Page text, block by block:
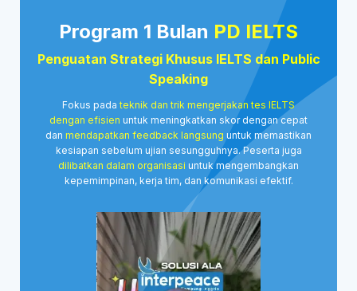
Program 1 Bulan PD IELTS
Penguatan Strategi Khusus IELTS dan Public
Speaking
Fokus pada teknik dan trik mengerjakan tes IELTS
dengan efisien untuk meningkatkan skor dengan cepat
dan mendapatkan feedback langsung untuk memastikan
kesiapan sebelum ujian sesungguhnya​. Peserta juga
dilibatkan dalam organisasi untuk mengembangkan
kepemimpinan, kerja tim, dan komunikasi efektif.